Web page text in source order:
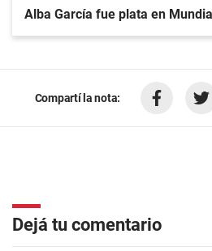
Alba García fue plata en
Compartí la nota:
Dejá tu comentario